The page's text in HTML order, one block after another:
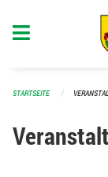
STARTSEITE